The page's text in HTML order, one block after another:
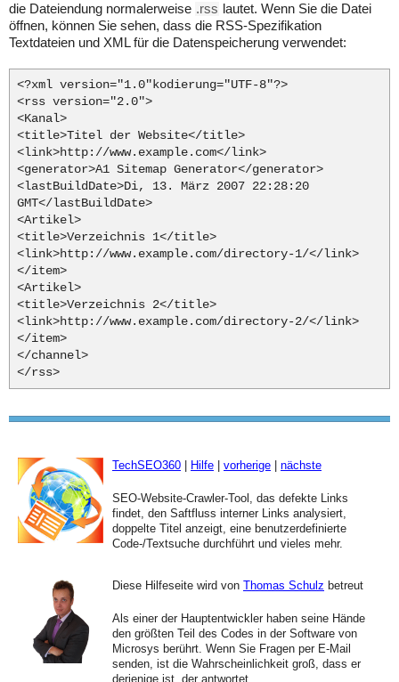
die Dateiendung normalerweise .rss lautet. Wenn Sie die Datei
öffnen, können Sie sehen, dass die RSS-Spezifikation
Textdateien und XML für die Datenspeicherung verwendet:
<?xml version="1.0"kodierung="UTF-8"?>
<rss version="2.0">
<Kanal>
<title>Titel der Website</title>
<link>http://www.example.com</link>
<generator>A1 Sitemap Generator</generator>
<lastBuildDate>Di, 13. März 2007 22:28:20
GMT</lastBuildDate>
<Artikel>
<title>Verzeichnis 1</title>
<link>http://www.example.com/directory-1/</link>
</item>
<Artikel>
<title>Verzeichnis 2</title>
<link>http://www.example.com/directory-2/</link>
</item>
</channel>
</rss>
TechSEO360 Hilfe vorherige nächste
SEO-Website-Crawler-Tool, das defekte Links
findet, den Saftfluss interner Links analysiert,
doppelte Titel anzeigt, eine benutzerdefinierte
Code-/Textsuche durchführt und vieles mehr.
Diese Hilfeseite wird von Thomas Schulz betreut
Als einer der Hauptentwickler haben seine Hände
den größten Teil des Codes in der Software von
Microsys berührt. Wenn Sie Fragen per E-Mail
senden, ist die Wahrscheinlichkeit groß, dass er
derjenige ist, der antwortet.